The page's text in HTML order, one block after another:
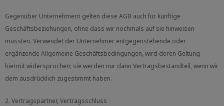
Gegenüber Unternehmern gelten diese AGB auch für künftige
Geschäftsbeziehungen, ohne dass wir nochmals auf sie hinweisen
müssten. Verwendet der Unternehmer entgegenstehende oder
ergänzende Allgemeine Geschäftsbedingungen, wird deren Geltung
hiermit widersprochen; sie werden nur dann Vertragsbestandteil, wenn wir
dem ausdrücklich zugestimmt haben.
2. Vertragspartner, Vertragsschluss